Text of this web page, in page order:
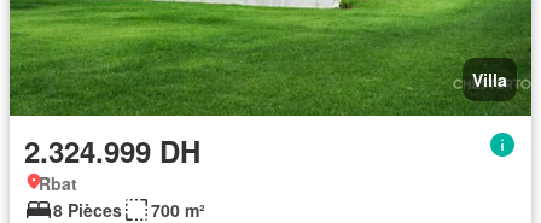
Villa
2.324.999 DH
Rbat
8 Pièces
700 m²